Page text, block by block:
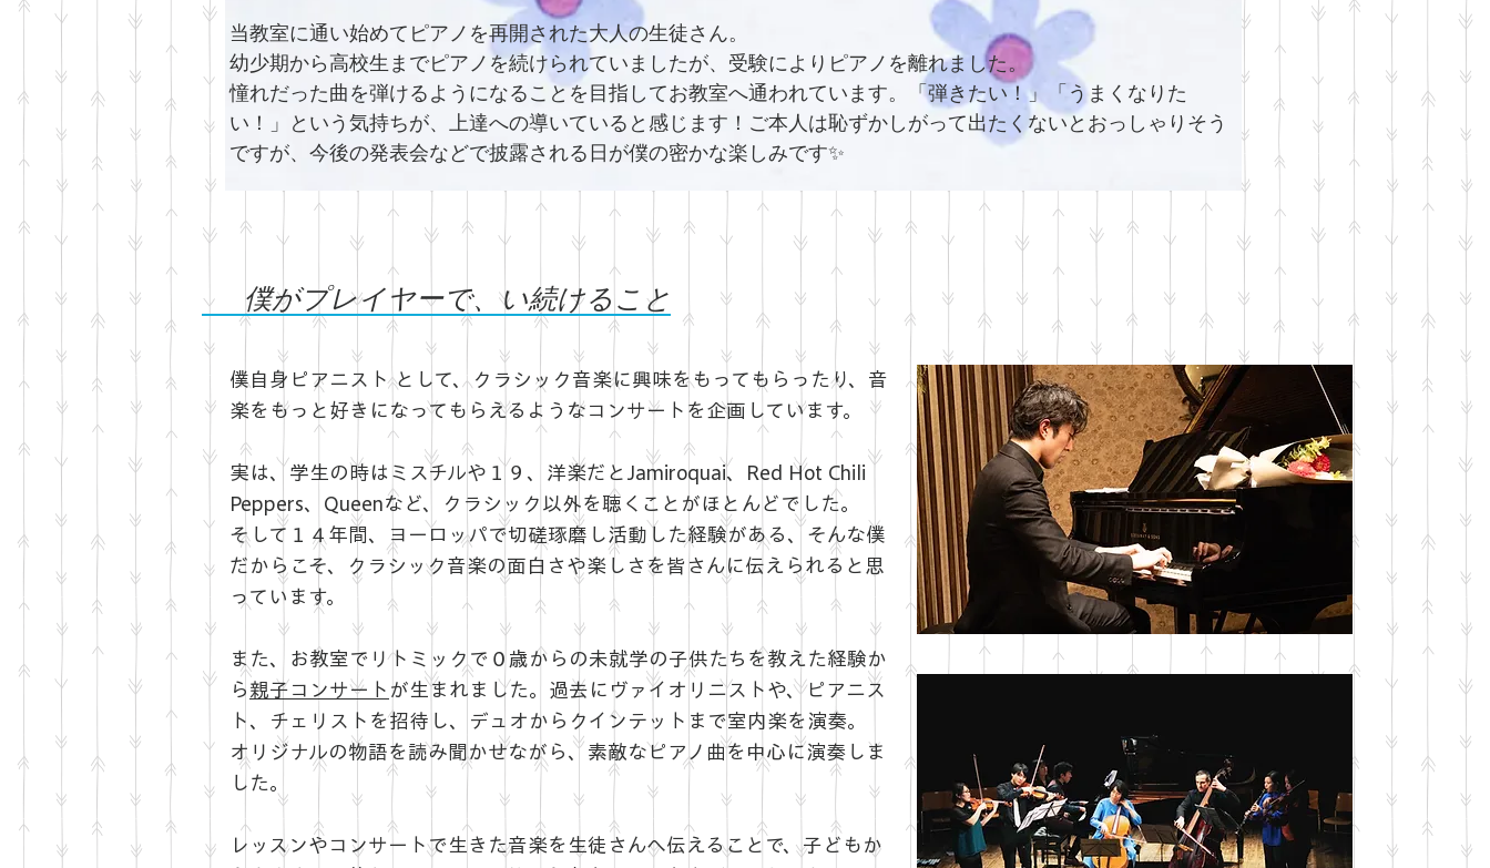
当教室に通い始めてピアノを再開された大人の生徒さん。
幼少期から高校生までピアノを続けられていましたが、受験によりピアノを離れました。
憧れだった曲を弾けるようになることを目指してお教室へ通われています。「弾きたい！」「うまくなりた
い！」という気持ちが、上達への導いていると感じます！ご本人は恥ずかしがって出たくないとおっしゃりそう
ですが、今後の発表会などで披露される日が僕の密かな楽しみです✨
僕がプレイヤーで、い続けること
僕自身ピアニスト として、クラシック音楽に興味をもってもらったり、音
楽をもっと好きになってもらえるようなコンサートを企画しています。
実は、学生の時はミスチルや１９、洋楽だとJamiroquai、Red Hot Chili
Peppers、Queenなど、クラシック以外を聴くことがほとんどでした。
そして１４年間、ヨーロッパで切磋琢磨し活動した経験がある、そんな僕
だからこそ、クラシック音楽の面白さや楽しさを皆さんに伝えられると思
っています。
また、お教室でリトミックで０歳からの未就学の子供たちを教えた経験か
ら 親子コンサート が生まれました。過去にヴァイオリニストや、ピアニス
ト、チェリストを招待し、デュオからクインテットまで室内楽を演奏。
オリジナルの物語を読み聞かせながら、素敵なピアノ曲を中心に演奏しま
した。
レッスンやコンサートで生きた音楽を生徒さんへ伝えることで、子どもか